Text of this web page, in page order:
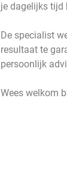
je dagelijks tijd
De specialist
resultaat te
persoonlijk
Wees welkom